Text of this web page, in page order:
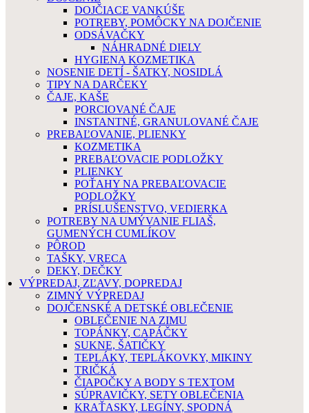
DOJČIACE VANKÚŠE
POTREBY, POMÔCKY NA DOJČENIE
ODSÁVAČKY
NÁHRADNÉ DIELY
HYGIENA KOZMETIKA
NOSENIE DETÍ - ŠATKY, NOSIDLÁ
TIPY NA DARČEKY
ČAJE, KAŠE
PORCIOVANÉ ČAJE
INSTANTNÉ, GRANULOVANÉ ČAJE
PREBAĽOVANIE, PLIENKY
KOZMETIKA
PREBAĽOVACIE PODLOŽKY
PLIENKY
POŤAHY NA PREBAĽOVACIE
PODLOŽKY
PRÍSLUŠENSTVO, VEDIERKA
POTREBY NA UMÝVANIE FLIAŠ,
GUMENÝCH CUMLÍKOV
PÔROD
TAŠKY, VRECA
DEKY, DEČKY
VÝPREDAJ, ZĽAVY, DOPREDAJ
ZIMNÝ VÝPREDAJ
DOJČENSKÉ A DETSKÉ OBLEČENIE
OBLEČENIE NA ZIMU
TOPÁNKY, CAPÁČKY
SUKNE, ŠATIČKY
TEPLÁKY, TEPLÁKOVKY, MIKINY
TRIČKÁ
ČIAPOČKY A BODY S TEXTOM
SÚPRAVIČKY, SETY OBLEČENIA
KRAŤASKY, LEGÍNY, SPODNÁ